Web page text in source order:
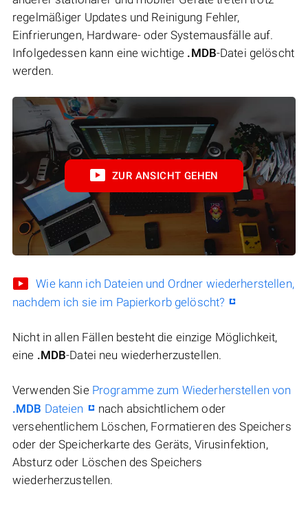
regelmäßiger Updates und Reinigung Fehler,
Einfrierungen, Hardware- oder Systemausfälle auf.
Infolgedessen kann eine wichtige .MDB-Datei gelöscht
werden.
ZUR ANSICHT GEHEN
Wie kann ich Dateien und Ordner wiederherstellen,
nachdem ich sie im Papierkorb gelöscht?
Nicht in allen Fällen besteht die einzige Möglichkeit,
eine .MDB-Datei neu wiederherzustellen.
Verwenden Sie Programme zum Wiederherstellen von
.MDB Dateien
nach absichtlichem oder
versehentlichem Löschen, Formatieren des Speichers
oder der Speicherkarte des Geräts, Virusinfektion,
Absturz oder Löschen des Speichers
wiederherzustellen.